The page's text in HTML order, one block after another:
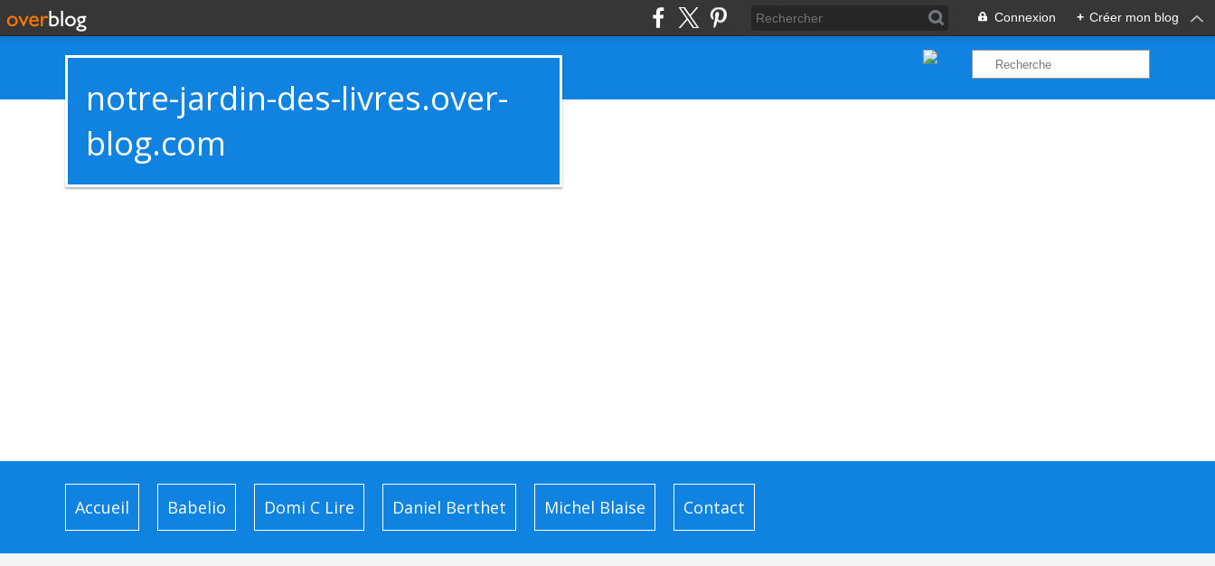
Connexion + Créer mon blog
notre-jardin-des-livres.over-
blog.com
Accueil Babelio Domi C Lire Daniel Berthet Michel Blaise Contact